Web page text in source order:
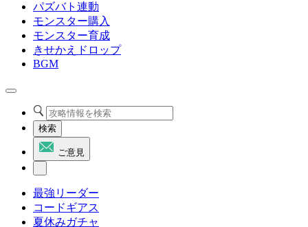
パズバト連動
モンスター購入
モンスター育成
きせかえドロップ
BGM
検索
ご意見
最強リーダー
コードギアス
夏休みガチャ